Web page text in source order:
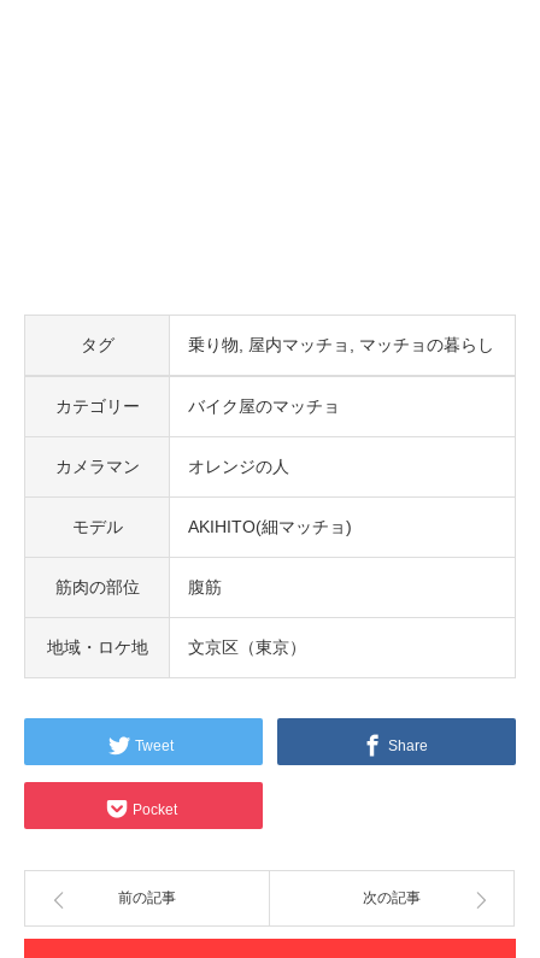
タグ 乗り物 屋内マッチョ マッチョの暮らし
カテゴリー バイク屋のマッチョ
カメラマン オレンジの人
モデル AKIHITO(細マッチョ)
筋肉の部位 腹筋
地域・ロケ地 文京区（東京）
Tweet Share
Pocket
前の記事 次の記事